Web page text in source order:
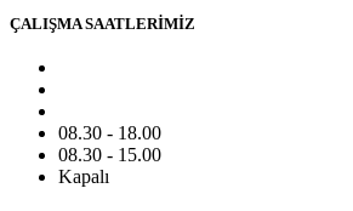
ÇALIŞMA SAATLERİMİZ
08.30 - 18.00
08.30 - 15.00
Kapalı